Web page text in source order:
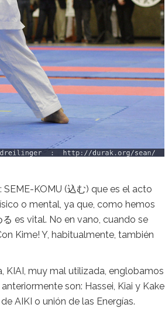
KOMU (込む) que es el acto
o mental, ya que, como hemos
es vital. No en vano, cuando se
Kime! Y, habitualmente, también
KIAI, muy mal utilizada, englobamos
son: Hassei, Kiai y Kake
AIKI o unión de las Energías.